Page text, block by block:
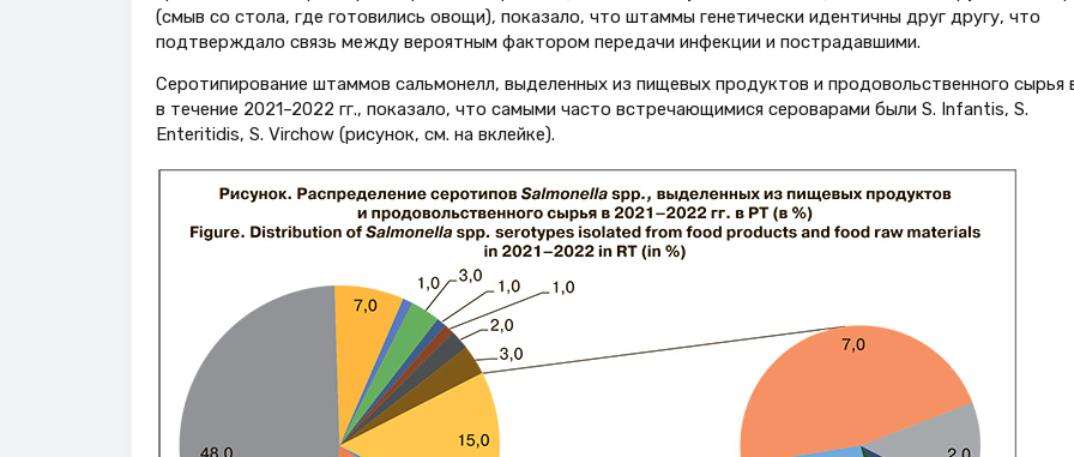
(смыв со стола, где готовились овощи), показало, что штаммы генетически идентичны друг другу, что
подтверждало связь между вероятным фактором передачи инфекции и пострадавшими.
Серотипирование штаммов сальмонелл, выделенных из пищевых продуктов и продовольственного сырья
в течение 2021–2022 гг., показало, что самыми часто встречающимися сероварами были S. Infantis, S.
Enteritidis, S. Virchow (рисунок, см. на вклейке).